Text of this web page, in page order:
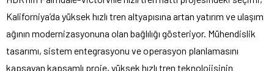
Kaliforniya’da yüksek hızlı tren altyapısına artan yatırım ve ulaşım
ağının modernizasyonuna olan bağlılığı gösteriyor. Mühendislik
tasarımı, sistem entegrasyonu ve operasyon planlamasını
kapsayan kapsamlı proje, yüksek hızlı tren teknolojisinin